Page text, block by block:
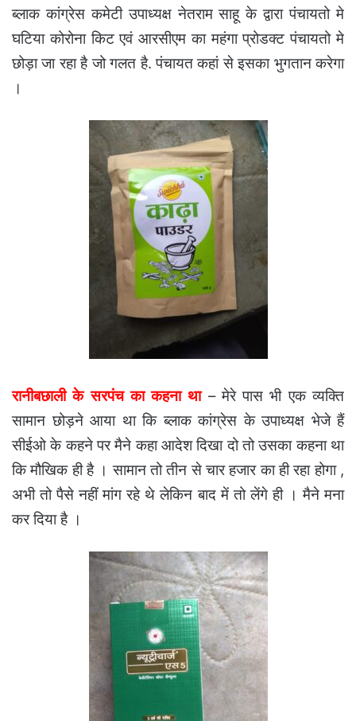
ब्लाक कांग्रेस कमेटी उपाध्यक्ष नेतराम साहू के द्वारा पंचायतो मे
घटिया कोरोना किट एवं आरसीएम का महंगा प्रोडक्ट पंचायतो मे
छोड़ा जा रहा है जो गलत है. पंचायत कहां से इसका भुगतान करेगा
।
रानीबछाली के सरपंच का कहना था – मेरे पास भी एक व्यक्ति
सामान छोड़ने आया था कि ब्लाक कांग्रेस के उपाध्यक्ष भेजे हैं
सीईओ के कहने पर मैने कहा आदेश दिखा दो तो उसका कहना था
कि मौखिक ही है । सामान तो तीन से चार हजार का ही रहा होगा ,
अभी तो पैसे नहीं मांग रहे थे लेकिन बाद में तो लेंगे ही । मैने मना
कर दिया है ।